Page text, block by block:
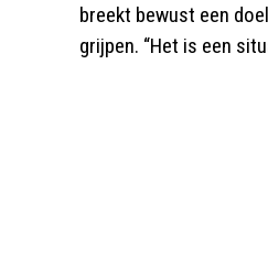
breekt bewust een
grijpen. “Het is een